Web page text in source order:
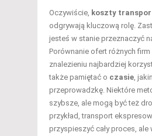
Oczywiście, koszty
odgrywają kluczową rolę.
jesteś w stanie przeznaczyć
Porównanie ofert różnych
znalezieniu najbardziej
także pamiętać o czasie ,
przeprowadzkę. Niektóre
szybsze, ale mogą być też
przykład, transport
przyspieszyć cały proces, ale